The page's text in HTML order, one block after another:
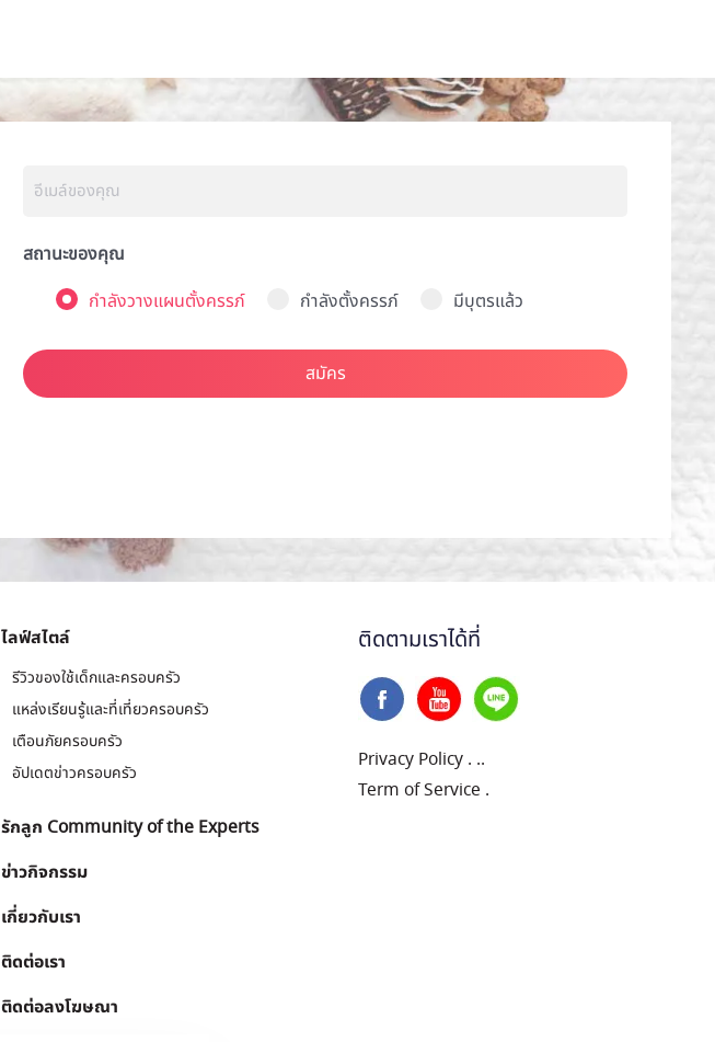
สถานะของคุณ
กำลังวางแผนตั้งครรภ์
กำลังตั้งครรภ์ มีบุตรแล้ว
สมัคร
ไลฟ์สไตล์
รีวิวของใช้เด็กและครอบครัว
แหล่งเรียนรู้และที่เที่ยวครอบครัว
เตือนภัยครอบครัว
อัปเดตข่าวครอบครัว
รักลูก Community of the Experts
ข่าวกิจกรรม
เกี่ยวกับเรา
ติดต่อเรา
ติดต่อลงโฆษณา
ติดตามเราได้ที่
Privacy Policy . ..
Term of Service .